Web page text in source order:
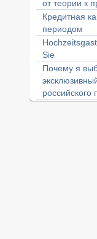
от теории к
Кредитная
периодом
Sie
Почему я
российского